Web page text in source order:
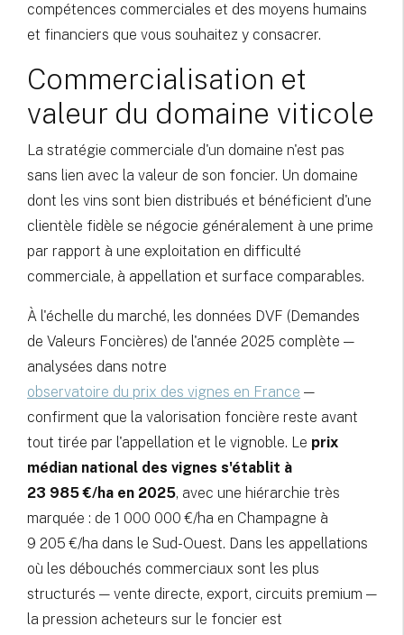
compétences commerciales et des moyens humains
et financiers que vous souhaitez y consacrer.
Commercialisation et
valeur du domaine viticole
La stratégie commerciale d'un domaine n'est pas
sans lien avec la valeur de son foncier. Un domaine
dont les vins sont bien distribués et bénéficient d'une
clientèle fidèle se négocie généralement à une prime
par rapport à une exploitation en difficulté
commerciale, à appellation et surface comparables.
À l'échelle du marché, les données DVF (Demandes
de Valeurs Foncières) de l'année 2025 complète —
analysées dans notre
observatoire du prix des vignes en France —
confirment que la valorisation foncière reste avant
tout tirée par l'appellation et le vignoble. Le prix
médian national des vignes s'établit à
23 985 €/ha en 2025, avec une hiérarchie très
marquée : de 1 000 000 €/ha en Champagne à
9 205 €/ha dans le Sud-Ouest. Dans les appellations
où les débouchés commerciaux sont les plus
structurés — vente directe, export, circuits premium —
la pression acheteurs sur le foncier est